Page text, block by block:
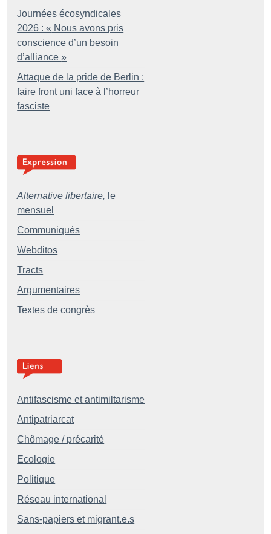
Journées écosyndicales
2026 : « Nous avons pris
conscience d’un besoin
d’alliance »
Attaque de la pride de Berlin :
faire front uni face à l’horreur
fasciste
Alternative libertaire, le
mensuel
Communiqués
Webditos
Tracts
Argumentaires
Textes de congrès
Antifascisme et antimiltarisme
Antipatriarcat
Chômage / précarité
Ecologie
Politique
Réseau international
Sans-papiers et migrant.e.s